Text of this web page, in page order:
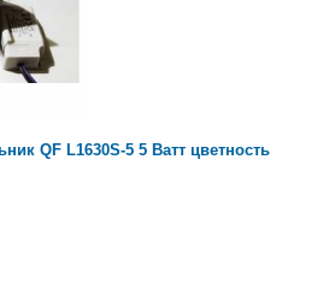
QF L1630S-5 5 Ватт цветность